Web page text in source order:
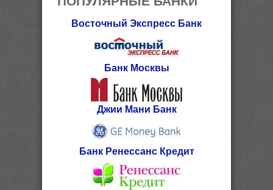
Восточный Экспресс Банк
Банк Москвы
Джии Мани Банк
Банк Ренессанс Кредит